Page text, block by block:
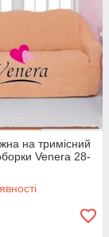
на тримісний
Venera 28-